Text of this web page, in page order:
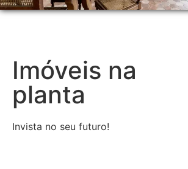
Imóveis na
planta
Invista no seu futuro!